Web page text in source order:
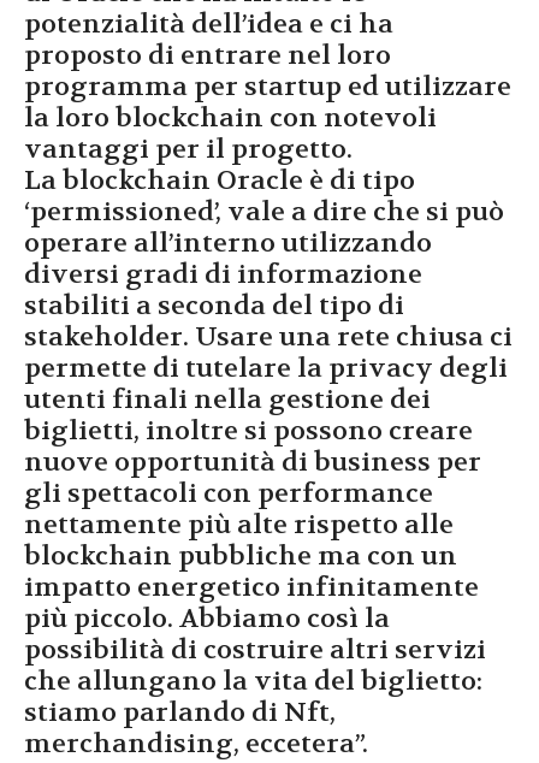
potenzialità dell’idea e ci ha
proposto di entrare nel loro
programma per startup ed utilizzare
la loro blockchain con notevoli
vantaggi per il progetto.
La blockchain Oracle è di tipo
‘permissioned’, vale a dire che si può
operare all’interno utilizzando
diversi gradi di informazione
stabiliti a seconda del tipo di
stakeholder. Usare una rete chiusa ci
permette di tutelare la privacy degli
utenti finali nella gestione dei
biglietti, inoltre si possono creare
nuove opportunità di business per
gli spettacoli con performance
nettamente più alte rispetto alle
blockchain pubbliche ma con un
impatto energetico infinitamente
più piccolo. Abbiamo così la
possibilità di costruire altri servizi
che allungano la vita del biglietto:
stiamo parlando di Nft,
merchandising, eccetera”.